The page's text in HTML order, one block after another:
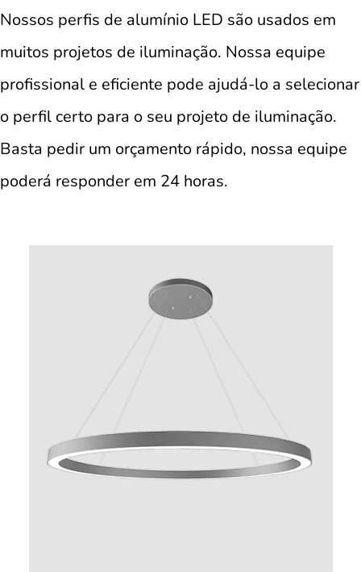
Nossos perfis de alumínio LED são usados ​​em
muitos projetos de iluminação. Nossa equipe
profissional e eficiente pode ajudá-lo a selecionar
o perfil certo para o seu projeto de iluminação.
Basta pedir um orçamento rápido, nossa equipe
poderá responder em 24 horas.